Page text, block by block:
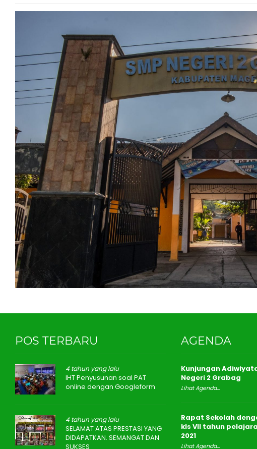
POS TERBARU
4 tahun yang lalu
IHT Penyusunan soal PAT
online dengan Googleform
4 tahun yang lalu
SELAMAT ATAS PRESTASI YANG
DIDAPATKAN. SEMANGAT DAN
SUKSES
AGENDA
Kunjungan
Negeri 2 Grabag
Lihat Agenda...
Rapat Sekolah
kls VII tahun
2021
Lihat Agenda...